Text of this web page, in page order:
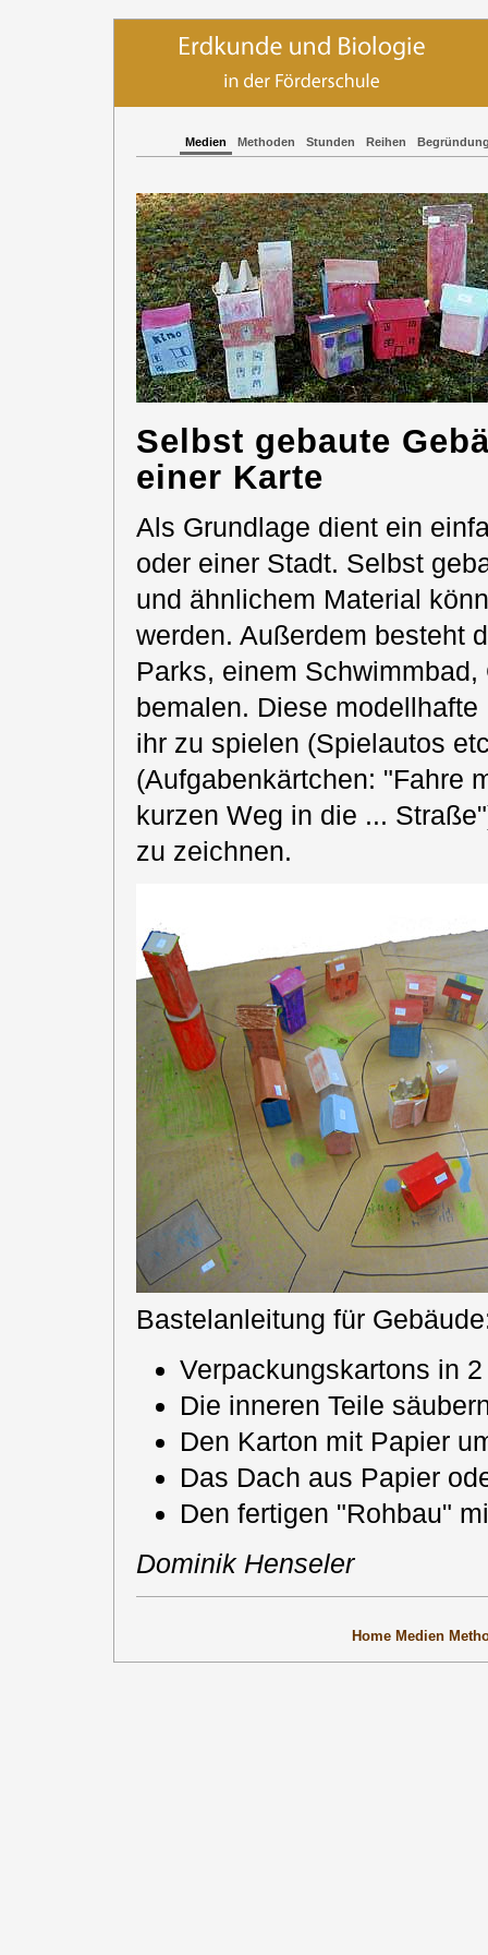
Medien Methoden Stunden Reihen
Selbst gebaute
einer Karte
Als Grundlage dient ein
oder einer Stadt. Selbst
und ähnlichem Material
werden. Außerdem besteht
Parks, einem
bemalen. Diese
ihr zu spielen (Spielautos
(Aufgabenkärtchen: "Fahre
kurzen Weg in die ...
zu zeichnen.
Bastelanleitung für
Verpackungskartons in
Die inneren Teile
Den Karton mit Papier
Das Dach aus Papier
Den fertigen "Rohbau"
Dominik Henseler
Home Medien